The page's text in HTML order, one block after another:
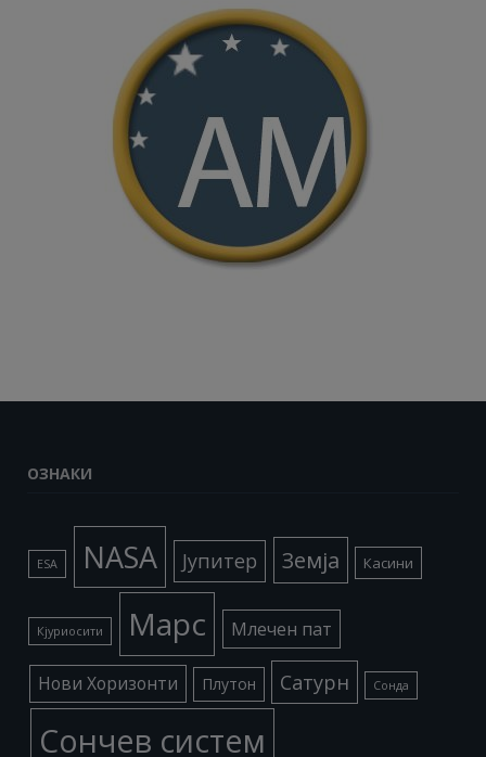
ОЗНАКИ
ESA NASA Јупитер Земја Касини
Кјуриосити Марс Млечен пат
Нови Хоризонти Плутон Сатурн Сонда
Сончев систем